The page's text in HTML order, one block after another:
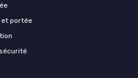
et portée